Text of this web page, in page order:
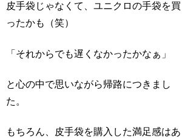
皮手袋じゃなくて、ユニクロの手袋を買
ったかも（笑）
「それからでも遅くなかったかなぁ」
と心の中で思いながら帰路につきまし
た。
もちろん、皮手袋を購入した満足感はあ